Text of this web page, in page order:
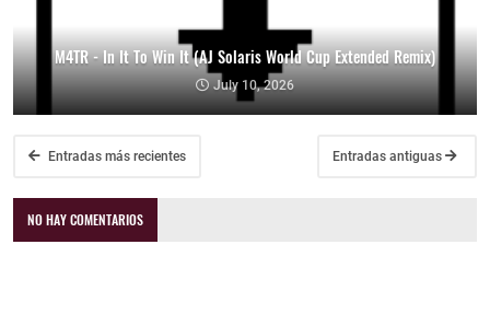
M4TR - In It To Win It (AJ Solaris World Cup Extended Remix)
July 10, 2026
Entradas más recientes Entradas antiguas
NO HAY COMENTARIOS